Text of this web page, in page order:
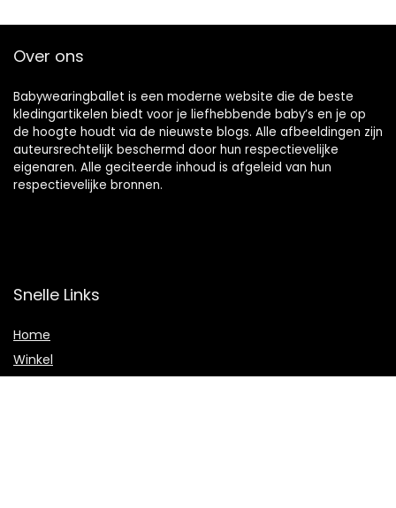
Over ons
Babywearingballet is een moderne website die de beste
kledingartikelen biedt voor je liefhebbende baby’s en je op
de hoogte houdt via de nieuwste blogs. Alle afbeeldingen zijn
auteursrechtelijk beschermd door hun respectievelijke
eigenaren. Alle geciteerde inhoud is afgeleid van hun
respectievelijke bronnen.
Snelle Links
Home
Winkel